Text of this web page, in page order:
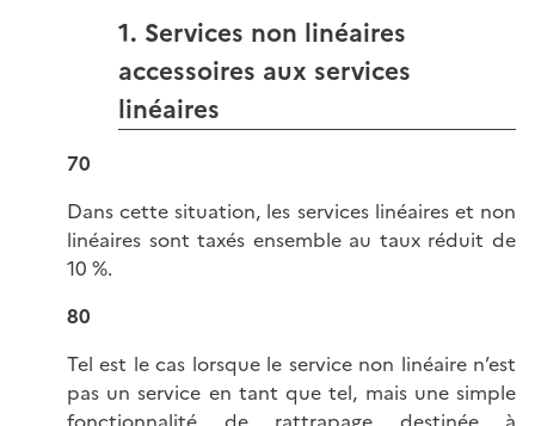
1. Services non linéaires
accessoires aux services
linéaires
70
Dans cette situation, les services linéaires et non
linéaires sont taxés ensemble au taux réduit de
10 %.
80
Tel est le cas lorsque le service non linéaire n’est
pas un service en tant que tel, mais une simple